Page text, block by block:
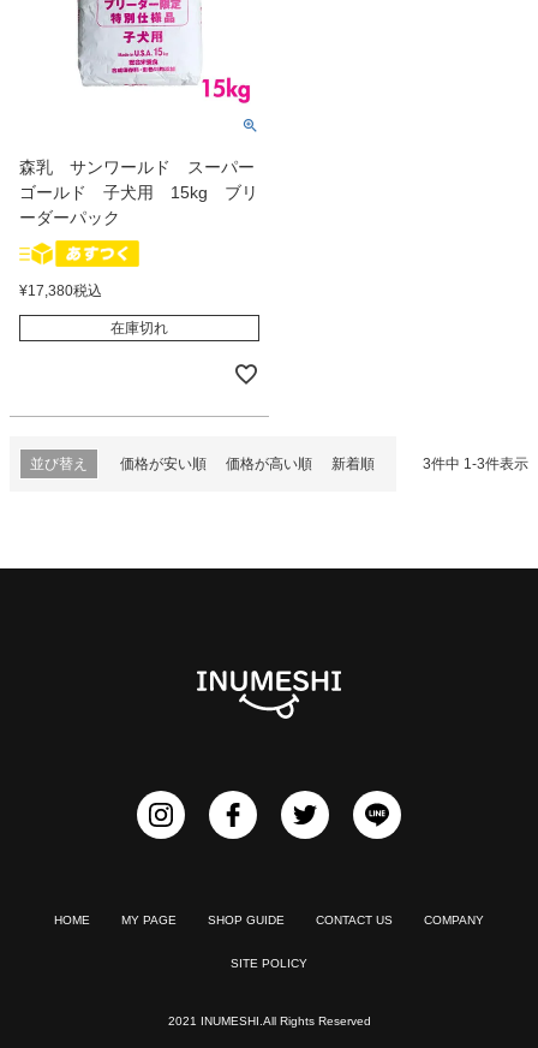
森乳 サンワールド スーパー
ゴールド 子犬用 15kg ブリ
ーダーパック
¥17,380税込
在庫切れ
並び替え 価格が安い順 価格が高い順 新着順 3件中 1-3件表示
HOME MY PAGE SHOP GUIDE CONTACT US COMPANY
SITE POLICY
2021 INUMESHI.All Rights Reserved